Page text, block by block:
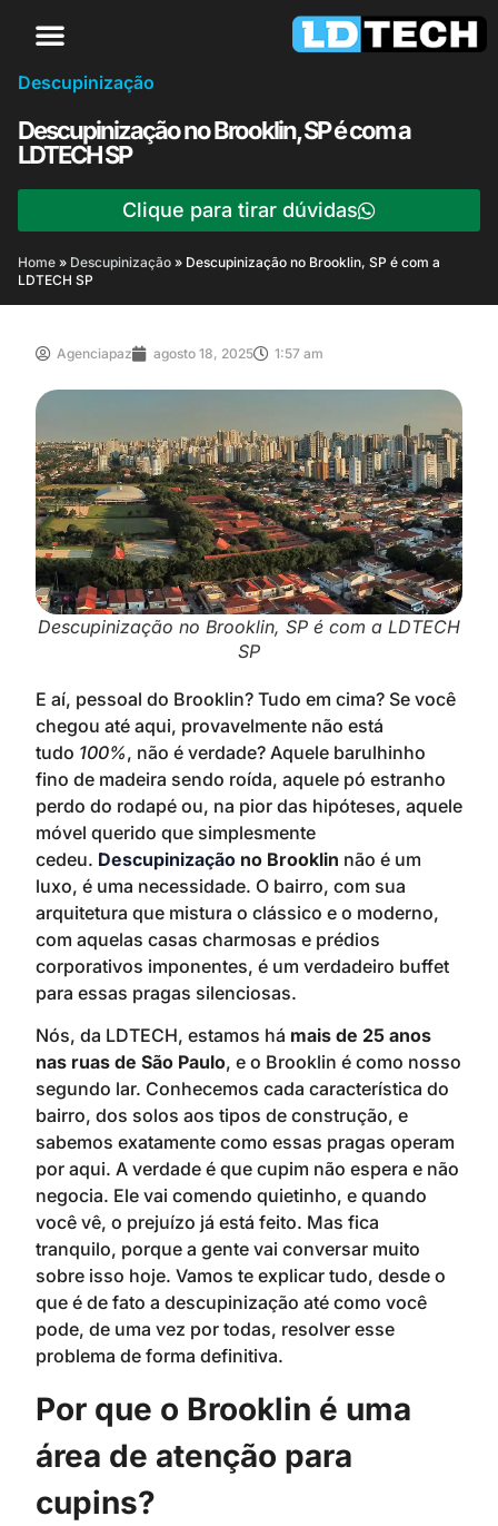
Descupinização
Descupinização no Brooklin, SP é com a
LDTECH SP
Clique para tirar dúvidas
Home » Descupinização » Descupinização no Brooklin, SP é com a
LDTECH SP
Agenciapaz agosto 18, 2025 1:57 am
Descupinização no Brooklin, SP é com a LDTECH
SP
E aí, pessoal do Brooklin? Tudo em cima? Se você
chegou até aqui, provavelmente não está
tudo 100%, não é verdade? Aquele barulhinho
fino de madeira sendo roída, aquele pó estranho
perdo do rodapé ou, na pior das hipóteses, aquele
móvel querido que simplesmente
cedeu. Descupinização no Brooklin não é um
luxo, é uma necessidade. O bairro, com sua
arquitetura que mistura o clássico e o moderno,
com aquelas casas charmosas e prédios
corporativos imponentes, é um verdadeiro buffet
para essas pragas silenciosas.
Nós, da LDTECH, estamos há mais de 25 anos
nas ruas de São Paulo, e o Brooklin é como nosso
segundo lar. Conhecemos cada característica do
bairro, dos solos aos tipos de construção, e
sabemos exatamente como essas pragas operam
por aqui. A verdade é que cupim não espera e não
negocia. Ele vai comendo quietinho, e quando
você vê, o prejuízo já está feito. Mas fica
tranquilo, porque a gente vai conversar muito
sobre isso hoje. Vamos te explicar tudo, desde o
que é de fato a descupinização até como você
pode, de uma vez por todas, resolver esse
problema de forma definitiva.
Por que o Brooklin é uma
área de atenção para
cupins?